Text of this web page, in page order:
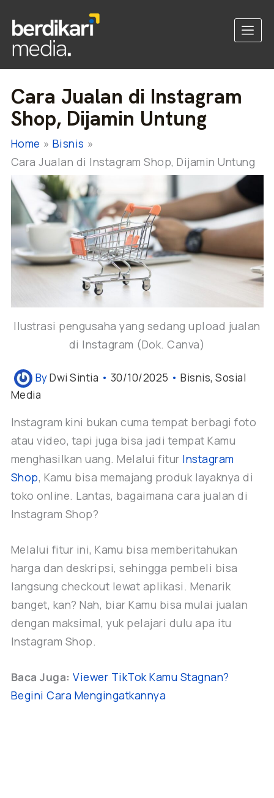
Cara Jualan di Instagram
Shop, Dijamin Untung
Home
Bisnis
Cara Jualan di Instagram Shop, Dijamin Untung
Ilustrasi pengusaha yang sedang upload jualan
di Instagram (Dok. Canva)
ByDwi Sintia • 30/10/2025 • Bisnis, Sosial
Media
Instagram kini bukan cuma tempat berbagi foto
atau video, tapi juga bisa jadi tempat Kamu
menghasilkan uang. Melalui fitur Instagram
Shop, Kamu bisa memajang produk layaknya di
toko online. Lantas, bagaimana cara jualan di
Instagram Shop?
Melalui fitur ini, Kamu bisa memberitahukan
harga dan deskripsi, sehingga pembeli bisa
langsung checkout lewat aplikasi. Menarik
banget, kan? Nah, biar Kamu bisa mulai jualan
dengan maksimal, yuk pelajari dulu apa itu
Instagram Shop.
Baca Juga: Viewer TikTok Kamu Stagnan?
Begini Cara Mengingatkannya